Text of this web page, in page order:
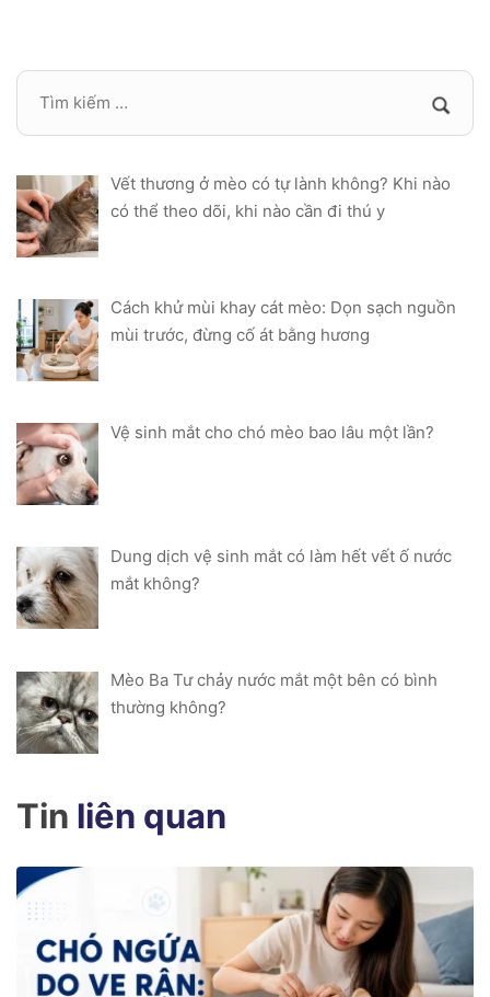
Vết thương ở mèo có tự lành không? Khi nào
có thể theo dõi, khi nào cần đi thú y
Cách khử mùi khay cát mèo: Dọn sạch nguồn
mùi trước, đừng cố át bằng hương
Vệ sinh mắt cho chó mèo bao lâu một lần?
Dung dịch vệ sinh mắt có làm hết vết ố nước
mắt không?
Mèo Ba Tư chảy nước mắt một bên có bình
thường không?
Tin liên quan